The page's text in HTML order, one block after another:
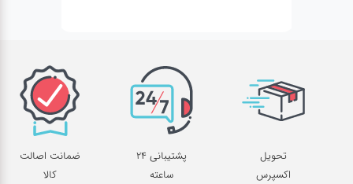
تحویل
اکسپرس
پشتیبانی 24
ساعته
ضمانت اصالت
کالا